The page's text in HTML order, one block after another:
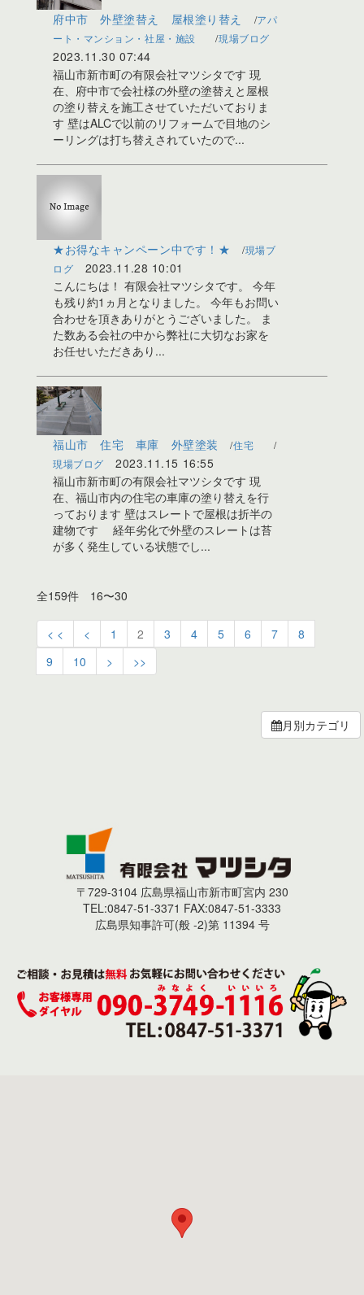
府中市 外壁塗替え 屋根塗り替え
アパ
ート・マンション・社屋・施設
現場ブログ
2023.11.30 07:44
福山市新市町の有限会社マツシタです 現
在、府中市で会社様の外壁の塗替えと屋根
の塗り替えを施工させていただいておりま
す 壁はALCで以前のリフォームで目地のシ
ーリングは打ち替えされていたので...
★お得なキャンペーン中です！★
現場ブ
ログ
2023.11.28 10:01
こんにちは！ 有限会社マツシタです。 今年
も残り約1ヵ月となりました。 今年もお問い
合わせを頂きありがとうございました。 ま
た数ある会社の中から弊社に大切なお家を
お任せいただきあり...
福山市 住宅 車庫 外壁塗装
住宅
現場ブログ
2023.11.15 16:55
福山市新市町の有限会社マツシタです 現
在、福山市内の住宅の車庫の塗り替えを行
っております 壁はスレートで屋根は折半の
建物です 経年劣化で外壁のスレートは苔
が多く発生している状態でし...
全159件 16〜30
< < < 1 2 3 4 5 6 7
8
9
10 > >>
月別カテゴリ
〒729-3104 広島県福山市新市町宮内 230
TEL:0847-51-3371 FAX:0847-51-3333
広島県知事許可(般 -2)第 11394 号